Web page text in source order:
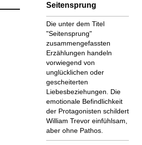
Seitensprung
Die unter dem Titel
"Seitensprung"
zusammengefassten
Erzählungen handeln
vorwiegend von
unglücklichen oder
gescheiterten
Liebesbeziehungen. Die
emotionale Befindlichkeit
der Protagonisten schildert
William Trevor einfühlsam,
aber ohne Pathos.